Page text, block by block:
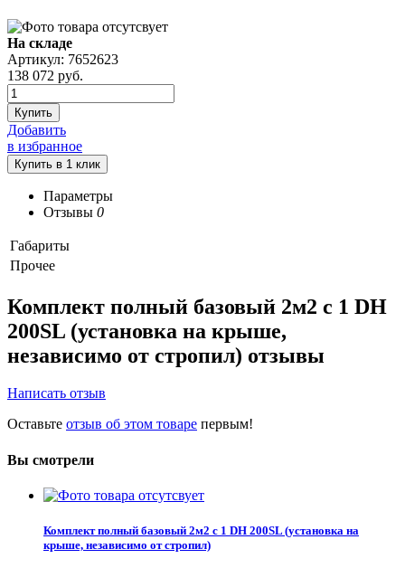
На складе
Артикул: 7652623
138 072 руб.
Купить
Добавить
в избранное
Параметры
Отзывы 0
Габариты
Прочее
Комплект полный базовый 2м2 с 1 DH
200SL (установка на крыше,
независимо от стропил) отзывы
Написать отзыв
Оставьте отзыв об этом товаре первым!
Вы смотрели
Комплект полный базовый 2м2 с 1 DH 200SL (установка на
крыше, независимо от стропил)